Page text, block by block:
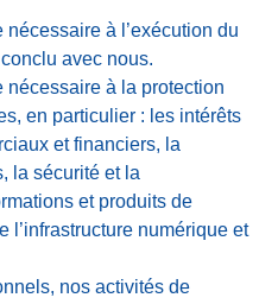
nécessaire à l’exécution du
avec nous.
nécessaire à la protection
en particulier : les intérêts
et financiers, la
la sécurité et la
et produits de
l’infrastructure numérique et
nos activités de